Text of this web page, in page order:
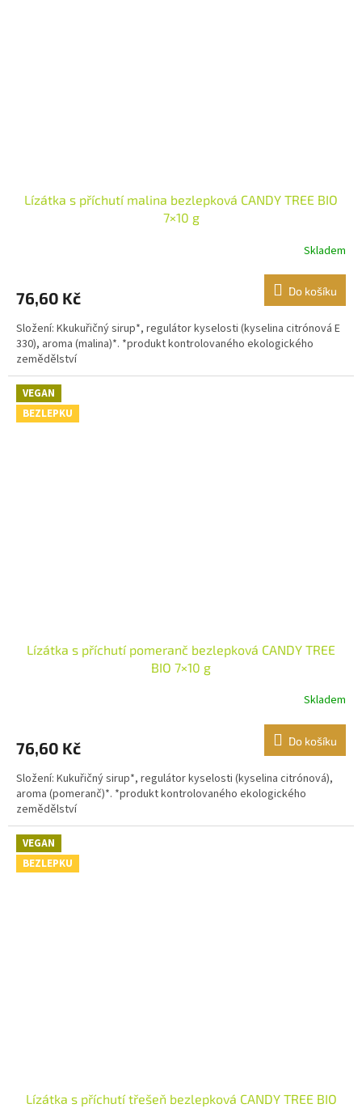
Lízátka s příchutí malina bezlepková CANDY TREE BIO
7×10 g
Skladem
76,60 Kč Do košíku
Složení: Kkukuřičný sirup*, regulátor kyselosti (kyselina citrónová E
330), aroma (malina)*. *produkt kontrolovaného ekologického
zemědělství
VEGAN
BEZLEPKU
Lízátka s příchutí pomeranč bezlepková CANDY TREE
BIO 7×10 g
Skladem
76,60 Kč Do košíku
Složení: Kukuřičný sirup*, regulátor kyselosti (kyselina citrónová),
aroma (pomeranč)*. *produkt kontrolovaného ekologického
zemědělství
VEGAN
BEZLEPKU
Lízátka s příchutí třešeň bezlepková CANDY TREE BIO